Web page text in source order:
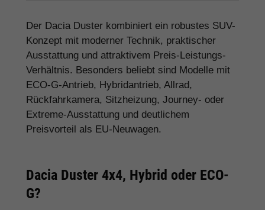
Der Dacia Duster kombiniert ein robustes SUV-
Konzept mit moderner Technik, praktischer
Ausstattung und attraktivem Preis-Leistungs-
Verhältnis. Besonders beliebt sind Modelle mit
ECO-G-Antrieb, Hybridantrieb, Allrad,
Rückfahrkamera, Sitzheizung, Journey- oder
Extreme-Ausstattung und deutlichem
Preisvorteil als EU-Neuwagen.
Dacia Duster 4x4, Hybrid oder ECO-
G?